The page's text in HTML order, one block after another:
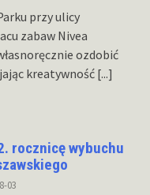
przy ulicy
zabaw Nivea
ozdobić
kreatywność [...]
rocznicę wybuchu
03